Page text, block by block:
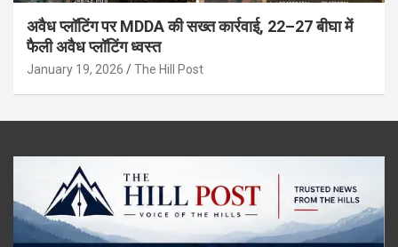
अवैध प्लॉटिंग पर MDDA की सख्त कार्रवाई, 22–27 बीघा में
फैली अवैध प्लॉटिंग ध्वस्त
January 19, 2026 The Hill Post